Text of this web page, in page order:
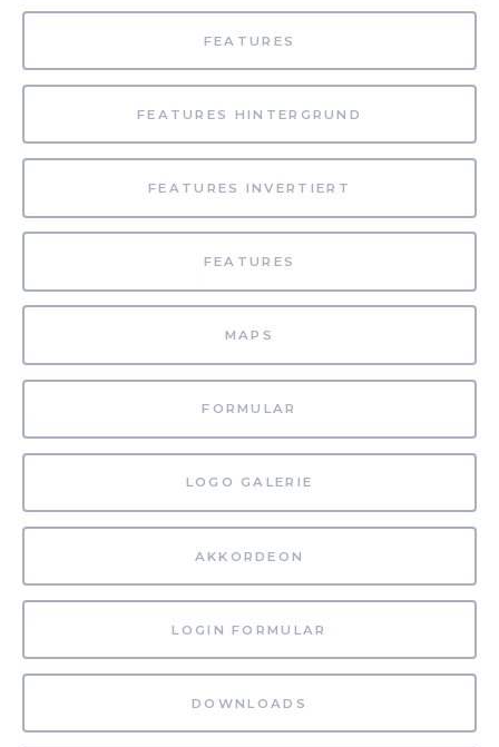
FEATURES
FEATURES HINTERGRUND
FEATURES INVERTIERT
FEATURES
MAPS
FORMULAR
LOGO GALERIE
AKKORDEON
LOGIN FORMULAR
DOWNLOADS